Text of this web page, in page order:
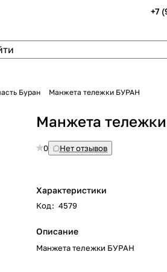
+7
Буран Манжета тележки БУРАН
Манжета
0 Нет отзывов
Характеристики
Код: 4579
Описание
Манжета тележки БУРАН